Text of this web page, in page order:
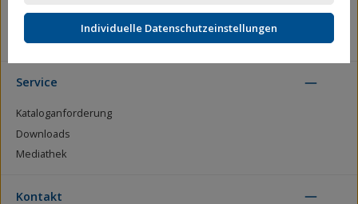
Händler / Businesskunde werden
Newsletter Anmeldung
Service
Kataloganforderung
Downloads
Mediathek
Kontakt
Individuelle Datenschutzeinstellungen